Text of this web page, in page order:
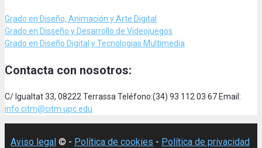
Grado en Diseño, Animación y Arte Digital
Grado en Disseño y Desarrollo de Videojuegos
Grado en Diseño Digital y Tecnologias Multimedia
Contacta con nosotros:
C/ Igualtat 33, 08222 Terrassa Teléfono:(34) 93 112 03 67 Email:
info.citm@citm.upc.edu
Aviso legal © - Política de cookies - Política de privacidad